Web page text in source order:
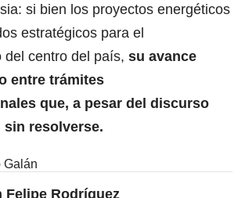
si bien los proyectos energéticos
estratégicos para el
del centro del país, su avance
entre trámites
que, a pesar del discurso
resolverse.
Galán
Felipe Rodríguez